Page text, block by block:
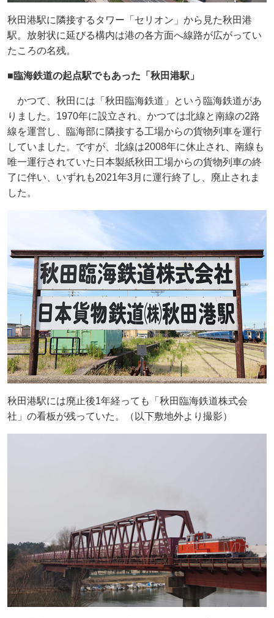
秋田港駅に隣接するタワー「セリオン」から見た秋田港
駅。放射状に延びる構内は港の各方面へ線路が広がってい
たころの名残。
■臨海鉄道の起点駅でもあった「秋田港駅」
かつて、秋田には「秋田臨海鉄道」という臨海鉄道があ
りました。1970年に設立され、かつては北線と南線の2路
線を運営し、臨海部に隣接する工場からの貨物列車を運行
していました。ですが、北線は2008年に休止され、南線も
唯一運行されていた日本製紙秋田工場からの貨物列車の終
了に伴い、いずれも2021年3月に運行終了し、廃止されま
した。
秋田港駅には廃止後1年経っても「秋田臨海鉄道株式会
社」の看板が残っていた。（以下敷地外より撮影）